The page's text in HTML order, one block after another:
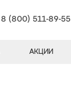
8 (800) 511-89-55
АКЦИИ